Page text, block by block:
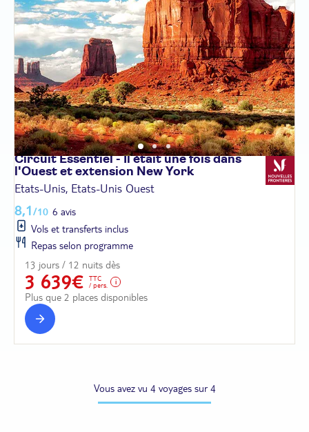
Circuit Essentiel - Il était une fois dans
l'Ouest et extension New York
Etats-Unis, Etats-Unis Ouest
8,1/10 6 avis
Vols et transferts inclus
Repas selon programme
13 jours / 12 nuits dès
3 639€
TTC
/ pers.
Plus que 2 places disponibles
Vous avez vu 4 voyages sur 4